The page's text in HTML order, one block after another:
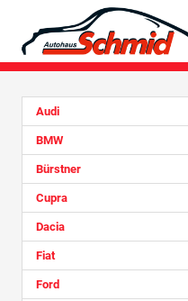
Audi
BMW
Bürstner
Cupra
Dacia
Fiat
Ford